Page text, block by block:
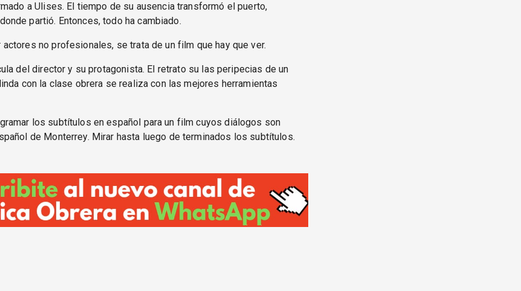
a Ulises. El tiempo de su ausencia transformó el puerto,
partió. Entonces, todo ha cambiado.
actores no profesionales, se trata de un film que hay que ver.
del director y su protagonista. El retrato su las peripecias de un
con la clase obrera se realiza con las mejores herramientas
los subtítulos en español para un film cuyos diálogos son
de Monterrey. Mirar hasta luego de terminados los subtítulos.